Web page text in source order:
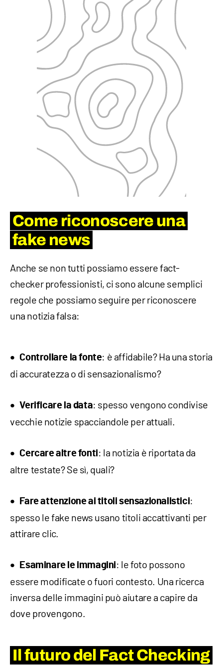
Come riconoscere una
fake news
Anche se non tutti possiamo essere fact-
checker professionisti, ci sono alcune semplici
regole che possiamo seguire per riconoscere
una notizia falsa:
Controllare la fonte: è affidabile? Ha una storia
di accuratezza o di sensazionalismo?
Verificare la data: spesso vengono condivise
vecchie notizie spacciandole per attuali.
Cercare altre fonti: la notizia è riportata da
altre testate? Se sì, quali?
Fare attenzione ai titoli sensazionalistici:
spesso le fake news usano titoli accattivanti per
attirare clic.
Esaminare le immagini: le foto possono
essere modificate o fuori contesto. Una ricerca
inversa delle immagini può aiutare a capire da
dove provengono.
Il futuro del Fact Checking